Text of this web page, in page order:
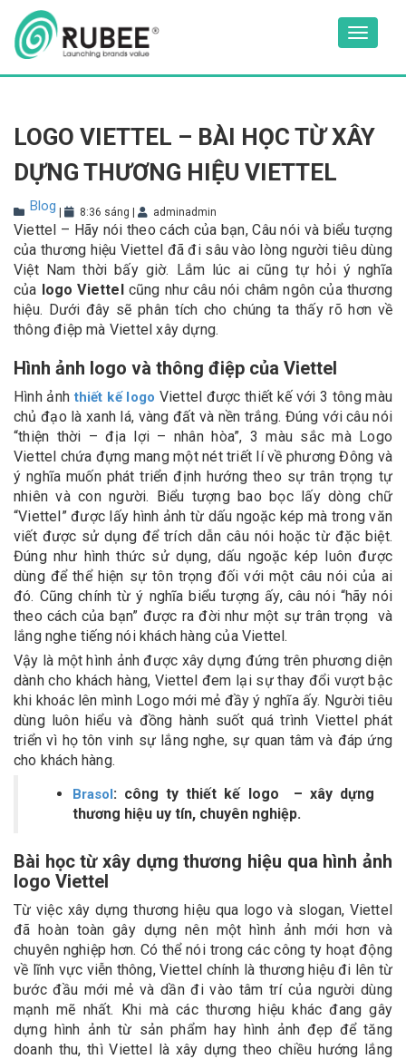
content
Toggle
LOGO VIETTEL – BÀI HỌC TỪ XÂY
DỰNG THƯƠNG HIỆU VIETTEL
Blog 8:36 sáng adminadmin
Viettel – Hãy nói theo cách của bạn, Câu nói và biểu tượng
của thương hiệu Viettel đã đi sâu vào lòng người tiêu dùng
Việt Nam thời bấy giờ. Lắm lúc ai cũng tự hỏi ý nghĩa
của logo Viettelcũng như câu nói châm ngôn của thương
hiệu. Dưới đây sẽ phân tích cho chúng ta thấy rõ hơn về
thông điệp mà Viettel xây dựng.
Hình ảnh logo và thông điệp của Viettel
Hình ảnhthiết kế logo Viettel được thiết kế với 3 tông màu
chủ đạo là xanh lá, vàng đất và nền trắng. Đúng với câu nói
“thiện thời – địa lợi – nhân hòa”, 3 màu sắc mà Logo
Viettel chứa đựng mang một nét triết lí về phương Đông và
ý nghĩa muốn phát triển định hướng theo sự trân trọng tự
nhiên và con người. Biểu tượng bao bọc lấy dòng chữ
“Viettel” được lấy hình ảnh từ dấu ngoặc kép mà trong văn
viết được sử dụng để trích dẫn câu nói hoặc từ đặc biệt.
Đúng như hình thức sử dụng, dấu ngoặc kép luôn được
dùng để thể hiện sự tôn trọng đối với một câu nói của ai
đó. Cũng chính từ ý nghĩa biểu tượng ấy, câu nói “hãy nói
theo cách của bạn” được ra đời như một sự trân trọng và
lắng nghe tiếng nói khách hàng của Viettel.
Vậy là một hình ảnh được xây dựng đứng trên phương diện
dành cho khách hàng, Viettel đem lại sự thay đổi vượt bậc
khi khoác lên mình Logo mới mẻ đầy ý nghĩa ấy. Người tiêu
dùng luôn hiểu và đồng hành suốt quá trình Viettel phát
triển vì họ tôn vinh sự lắng nghe, sự quan tâm và đáp ứng
cho khách hàng.
Brasol: công ty thiết kế logo – xây dựng
thương hiệu uy tín, chuyên nghiệp.
Bài học từ xây dựng thương hiệu qua hình ảnh
logo Viettel
Từ việc xây dựng thương hiệu qua logo và slogan, Viettel
đã hoàn toàn gây dựng nên một hình ảnh mới hơn và
chuyên nghiệp hơn. Có thể nói trong các công ty hoạt động
về lĩnh vực viễn thông, Viettel chính là thương hiệu đi lên từ
bước đầu mới mẻ và dần đi vào tâm trí của người dùng
mạnh mẽ nhất. Khi mà các thương hiệu khác đang gây
dựng hình ảnh từ sản phẩm hay hình ảnh đẹp để tăng
doanh thu, thì Viettel là xây dựng theo chiều hướng lắng